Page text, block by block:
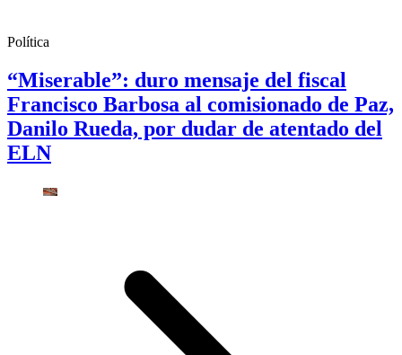
Política
“Miserable”: duro mensaje del fiscal
Francisco Barbosa al comisionado de Paz,
Danilo Rueda, por dudar de atentado del
ELN